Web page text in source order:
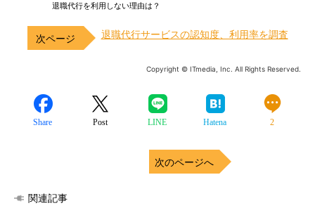
退職代行を利用しない理由は？
退職代行サービスの認知度、利用率を調査
Copyright © ITmedia, Inc. All Rights Reserved.
Share Post LINE Hatena 2
次のページへ
関連記事